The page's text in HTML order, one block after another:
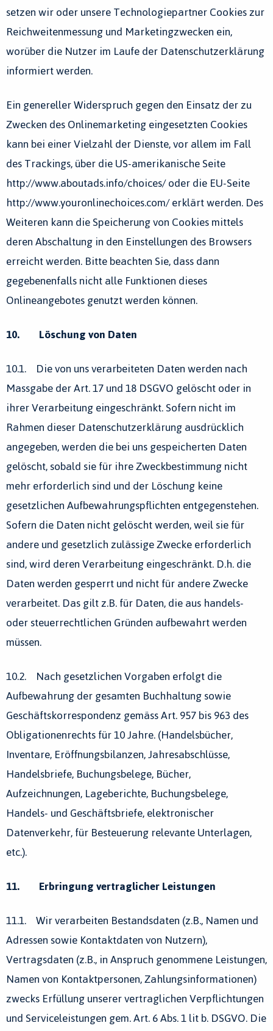
setzen wir oder unsere Technologiepartner Cookies zur
Reichweitenmessung und Marketingzwecken ein,
worüber die Nutzer im Laufe der Datenschutzerklärung
informiert werden.
Ein genereller Widerspruch gegen den Einsatz der zu
Zwecken des Onlinemarketing eingesetzten Cookies
kann bei einer Vielzahl der Dienste, vor allem im Fall
des Trackings, über die US-amerikanische Seite
http://www.aboutads.info/choices/ oder die EU-Seite
http://www.youronlinechoices.com/ erklärt werden. Des
Weiteren kann die Speicherung von Cookies mittels
deren Abschaltung in den Einstellungen des Browsers
erreicht werden. Bitte beachten Sie, dass dann
gegebenenfalls nicht alle Funktionen dieses
Onlineangebotes genutzt werden können.
10. Löschung von Daten
10.1. Die von uns verarbeiteten Daten werden nach
Massgabe der Art. 17 und 18 DSGVO gelöscht oder in
ihrer Verarbeitung eingeschränkt. Sofern nicht im
Rahmen dieser Datenschutzerklärung ausdrücklich
angegeben, werden die bei uns gespeicherten Daten
gelöscht, sobald sie für ihre Zweckbestimmung nicht
mehr erforderlich sind und der Löschung keine
gesetzlichen Aufbewahrungspflichten entgegenstehen.
Sofern die Daten nicht gelöscht werden, weil sie für
andere und gesetzlich zulässige Zwecke erforderlich
sind, wird deren Verarbeitung eingeschränkt. D.h. die
Daten werden gesperrt und nicht für andere Zwecke
verarbeitet. Das gilt z.B. für Daten, die aus handels-
oder steuerrechtlichen Gründen aufbewahrt werden
müssen.
10.2. Nach gesetzlichen Vorgaben erfolgt die
Aufbewahrung der gesamten Buchhaltung sowie
Geschäftskorrespondenz gemäss Art. 957 bis 963 des
Obligationenrechts für 10 Jahre. (Handelsbücher,
Inventare, Eröffnungsbilanzen, Jahresabschlüsse,
Handelsbriefe, Buchungsbelege, Bücher,
Aufzeichnungen, Lageberichte, Buchungsbelege,
Handels- und Geschäftsbriefe, elektronischer
Datenverkehr, für Besteuerung relevante Unterlagen,
etc.).
11. Erbringung vertraglicher Leistungen
11.1. Wir verarbeiten Bestandsdaten (z.B., Namen und
Adressen sowie Kontaktdaten von Nutzern),
Vertragsdaten (z.B., in Anspruch genommene Leistungen,
Namen von Kontaktpersonen, Zahlungsinformationen)
zwecks Erfüllung unserer vertraglichen Verpflichtungen
und Serviceleistungen gem. Art. 6 Abs. 1 lit b. DSGVO. Die